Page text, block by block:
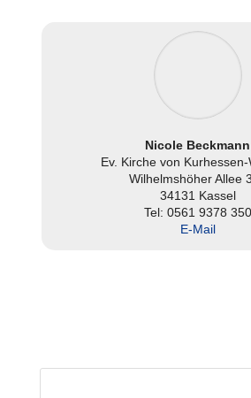
Nicole Beckmann
Ev. Kirche von Kur­hes­sen-
Wil­helms­hö­her Allee
34131 Kassel
Tel: 0561 9378 350
E‑Mail